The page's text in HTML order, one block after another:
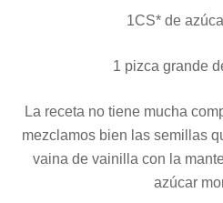
1CS* de
1 pizca grande
La receta no tiene mucha
mezclamos bien las semillas
vaina de vainilla con la
azúcar